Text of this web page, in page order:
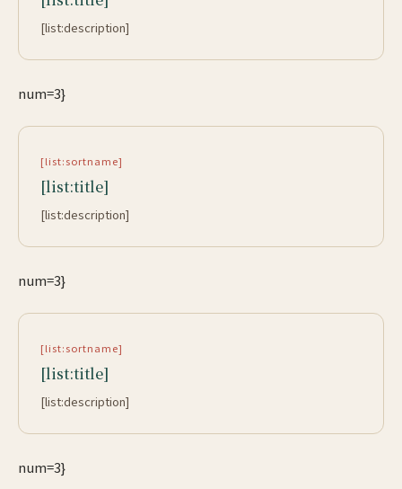
[list:description]
num=3}
[list:sortname]
[list:title]
[list:description]
num=3}
[list:sortname]
[list:title]
[list:description]
num=3}